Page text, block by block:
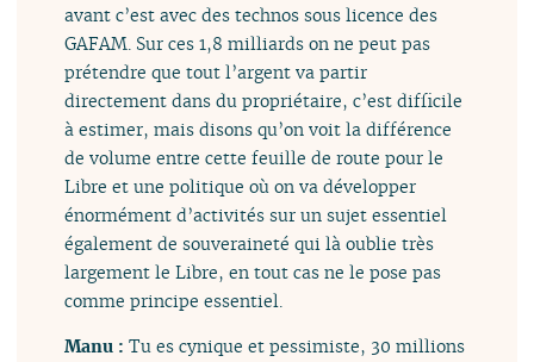
avant c’est avec des technos sous licence des
GAFAM. Sur ces 1,8 milliards on ne peut pas
prétendre que tout l’argent va partir
directement dans du propriétaire, c’est difficile
à estimer, mais disons qu’on voit la différence
de volume entre cette feuille de route pour le
Libre et une politique où on va développer
énormément d’activités sur un sujet essentiel
également de souveraineté qui là oublie très
largement le Libre, en tout cas ne le pose pas
comme principe essentiel.
Manu :Tu es cynique et pessimiste, 30 millions